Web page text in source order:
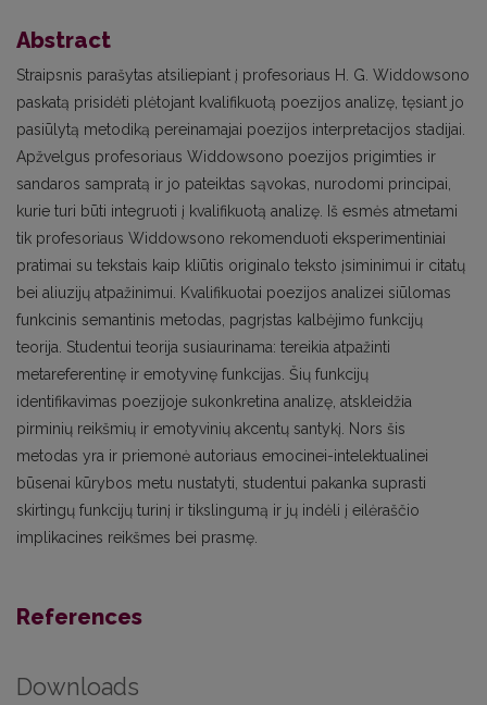
Abstract
Straipsnis parašytas atsiliepiant į profesoriaus H. G. Widdowsono
paskatą prisidėti plėtojant kvalifikuotą poezijos analizę, tęsiant jo
pasiūlytą metodiką pereinamajai poezijos interpretacijos stadijai.
Apžvelgus profesoriaus Widdowsono poezijos prigimties ir
sandaros sampratą ir jo pateiktas sąvokas, nurodomi principai,
kurie turi būti integruoti į kvalifikuotą analizę. Iš esmės atmetami
tik profesoriaus Widdowsono rekomenduoti eksperimentiniai
pratimai su tekstais kaip kliūtis originalo teksto įsiminimui ir citatų
bei aliuzijų atpažinimui. Kvalifikuotai poezijos analizei siūlomas
funkcinis semantinis metodas, pagrįstas kalbėjimo funkcijų
teorija. Studentui teorija susiaurinama: tereikia atpažinti
metareferentinę ir emotyvinę funkcijas. Šių funkcijų
identifikavimas poezijoje sukonkretina analizę, atskleidžia
pirminių reikšmių ir emotyvinių akcentų santykį. Nors šis
metodas yra ir priemonė autoriaus emocinei-intelektualinei
būsenai kūrybos metu nustatyti, studentui pakanka suprasti
skirtingų funkcijų turinį ir tikslingumą ir jų indėli į eilėraščio
implikacines reikšmes bei prasmę.
References
Downloads